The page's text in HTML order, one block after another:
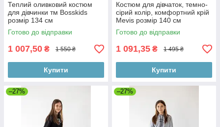
Теплий оливковий костюм
для дівчинки тм Bosskids
розмір 134 см
Готово до відправки
1 007,50 ₴ 1 550 ₴
Купити
Костюм для дівчаток, темно-
сірий колір, комфортний крій
Mevis розмір 140 см
Готово до відправки
1 091,35 ₴ 1 495 ₴
Купити
–27% –27%